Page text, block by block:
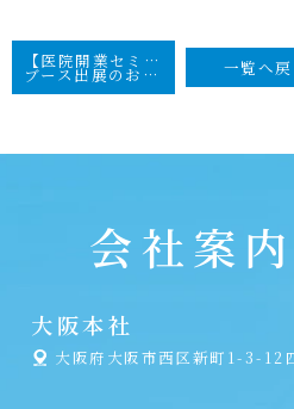
【医院開業セミナー】
ブース出展のお知らせ 一覧へ戻
会社案内
大阪本社
大阪府大阪市西区新町1-3-12